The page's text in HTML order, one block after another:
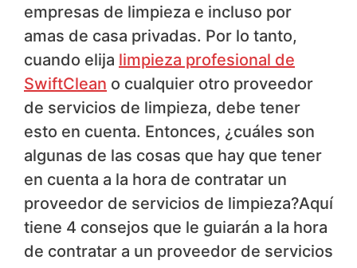
empresas de limpieza e incluso por
amas de casa privadas. Por lo tanto,
cuando elija limpieza profesional de
SwiftClean o cualquier otro proveedor
de servicios de limpieza, debe tener
esto en cuenta. Entonces, ¿cuáles son
algunas de las cosas que hay que tener
en cuenta a la hora de contratar un
proveedor de servicios de limpieza?Aquí
tiene 4 consejos que le guiarán a la hora
de contratar a un proveedor de servicios